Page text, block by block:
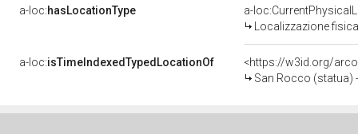
a-loc:hasLocationType
a-
Localizzazione
a-loc:isTimeIndexedTypedLocationOf
<https://w3id.org/
San Rocco (statua)